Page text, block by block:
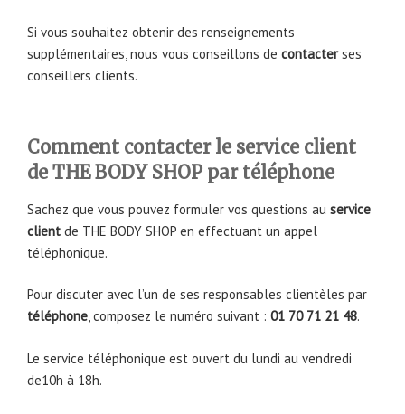
Si vous souhaitez obtenir des renseignements
supplémentaires, nous vous conseillons de contacterses
conseillers clients.
Comment contacter le service client
de THE BODY SHOP par téléphone
Sachez que vous pouvez formuler vos questions au service
client de THE BODY SHOP en effectuant un appel
téléphonique.
Pour discuter avec l’un de ses responsables clientèles par
téléphone, composez le numéro suivant : 01 70 71 21 48.
Le service téléphonique est ouvert du lundi au vendredi
de10h à 18h.